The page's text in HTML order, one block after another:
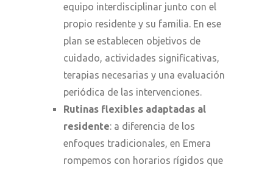
equipo interdisciplinar junto con el
propio residente y su familia. En ese
plan se establecen objetivos de
cuidado, actividades significativas,
terapias necesarias y una evaluación
periódica de las intervenciones.
Rutinas flexibles adaptadas al
residente: a diferencia de los
enfoques tradicionales, en Emera
rompemos con horarios rígidos que